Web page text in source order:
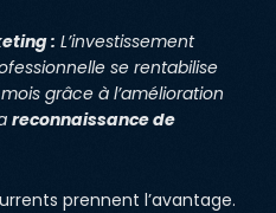
: L’investissement
se rentabilise
grâce à l’amélioration
reconnaissance de
prennent l’avantage.